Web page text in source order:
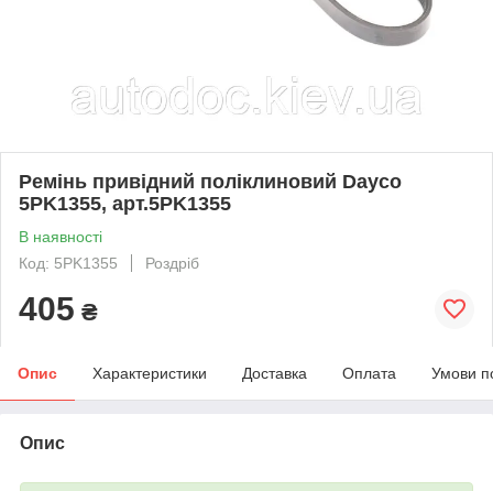
Ремінь привідний поліклиновий Dayco
5PK1355, арт.5PK1355
В наявності
Код: 5PK1355
Роздріб
405 ₴
Опис Характеристики Доставка Оплата Умови
Опис